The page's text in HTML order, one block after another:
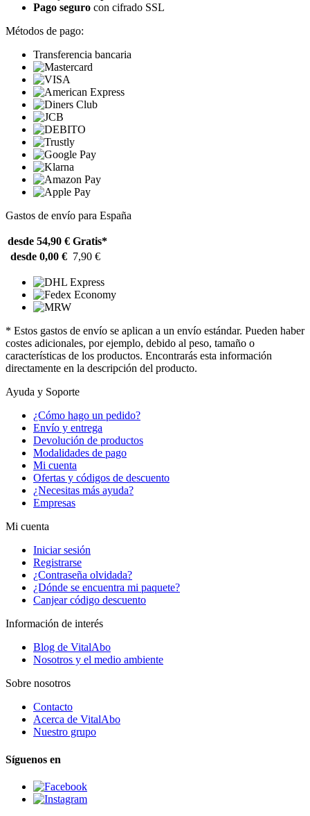
Pago seguro con cifrado SSL
Métodos de pago:
Transferencia bancaria
Gastos de envío para España
desde 54,90 € Gratis*
desde 0,00 € 7,90 €
* Estos gastos de envío se aplican a un envío estándar. Pueden haber
costes adicionales, por ejemplo, debido al peso, tamaño o
características de los productos. Encontrarás esta información
directamente en la descripción del producto.
Ayuda y Soporte
¿Cómo hago un pedido?
Envío y entrega
Devolución de productos
Modalidades de pago
Mi cuenta
Ofertas y códigos de descuento
¿Necesitas más ayuda?
Empresas
Mi cuenta
Iniciar sesión
Registrarse
¿Contraseña olvidada?
¿Dónde se encuentra mi paquete?
Canjear código descuento
Información de interés
Blog de VitalAbo
Nosotros y el medio ambiente
Sobre nosotros
Contacto
Acerca de VitalAbo
Nuestro grupo
Síguenos en